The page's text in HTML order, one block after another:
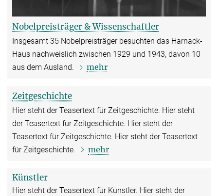
Nobelpreisträger & Wissenschaftler
Insgesamt 35 Nobelpreisträger besuchten das Harnack-
Haus nachweislich zwischen 1929 und 1943, davon 10
aus dem Ausland.
mehr
Zeitgeschichte
Hier steht der Teasertext für Zeitgeschichte. Hier steht
der Teasertext für Zeitgeschichte. Hier steht der
Teasertext für Zeitgeschichte. Hier steht der Teasertext
für Zeitgeschichte.
mehr
Künstler
Hier steht der Teasertext für Künstler. Hier steht der